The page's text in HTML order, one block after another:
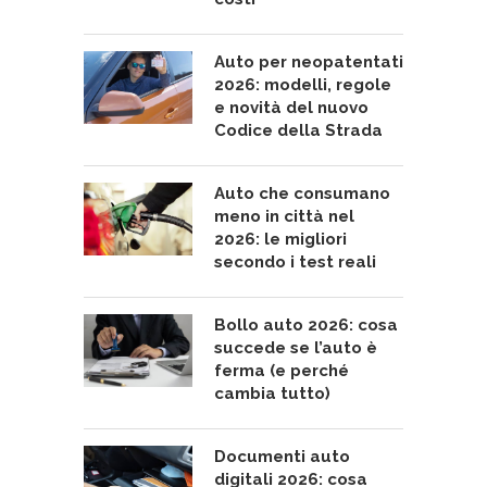
Auto per neopatentati
2026: modelli, regole
e novità del nuovo
Codice della Strada
Auto che consumano
meno in città nel
2026: le migliori
secondo i test reali
Bollo auto 2026: cosa
succede se l’auto è
ferma (e perché
cambia tutto)
Documenti auto
digitali 2026: cosa